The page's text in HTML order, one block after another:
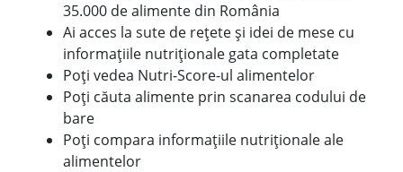
35.000 de alimente din România
Ai acces la sute de rețete și idei de mese cu
informațiile nutriționale gata completate
Poți vedea Nutri-Score-ul alimentelor
Poți căuta alimente prin scanarea codului de
bare
Poți compara informațiile nutriționale ale
alimentelor